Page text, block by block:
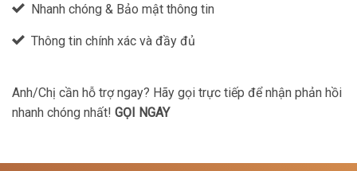
Nhanh chóng & Bảo mật thông tin
Thông tin chính xác và đầy đủ
Anh/Chị cần hỗ trợ ngay? Hãy gọi trực tiếp để nhận phản hồi
nhanh chóng nhất! GỌI NGAY